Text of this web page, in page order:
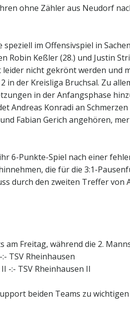
ohne Zähler aus Neudorf
im Offensivspiel in
Robin Keßler (28.) und Justin
nicht gekrönt werden und
in der Kreisliga Bruchsal. Zu
in der Anfangsphase
Andreas Konradi an
Fabian Gerich angehören,
6-Punkte-Spiel nach einer
die für die 3:1-
durch den zweiten Treffer
am Freitag, während die 2.
:- TSV Rheinhausen
-:- TSV Rheinhausen II
beiden Teams zu